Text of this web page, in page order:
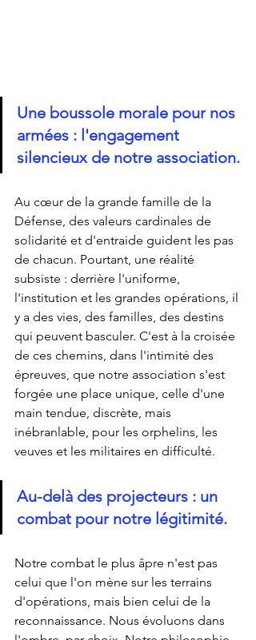
Une boussole morale pour nos
armées : l'engagement
silencieux de notre association.
Au cœur de la grande famille de la
Défense, des valeurs cardinales de
solidarité et d'entraide guident les pas
de chacun. Pourtant, une réalité
subsiste : derrière l'uniforme,
l'institution et les grandes opérations, il
y a des vies, des familles, des destins
qui peuvent basculer. C'est à la croisée
de ces chemins, dans l'intimité des
épreuves, que notre association s'est
forgée une place unique, celle d'une
main tendue, discrète, mais
inébranlable, pour les orphelins, les
veuves et les militaires en difficulté.
Au-delà des projecteurs : un
combat pour notre légitimité.
Notre combat le plus âpre n'est pas
celui que l'on mène sur les terrains
d'opérations, mais bien celui de la
reconnaissance. Nous évoluons dans